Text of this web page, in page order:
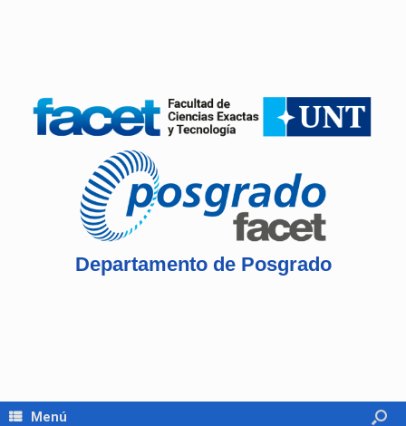
Departamento de Posgrado
Menú